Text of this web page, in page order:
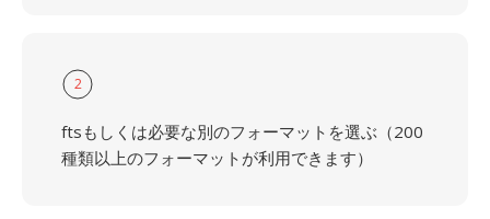
2
ftsもしくは必要な別のフォーマットを選ぶ（200
種類以上のフォーマットが利用できます）